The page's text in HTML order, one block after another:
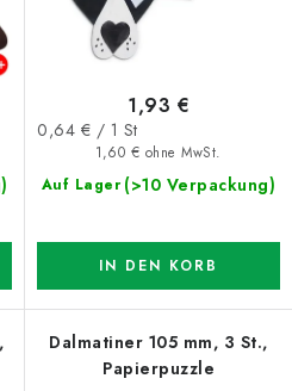
Auf Lager (>10 Verpackung)
1,60 € ohne MwSt.
1,93 €
Verkaufspreis:
0,64 € / 1 St
IN DEN KORB
Dalmatiner 105 mm, 3 St.,
Papierpuzzle